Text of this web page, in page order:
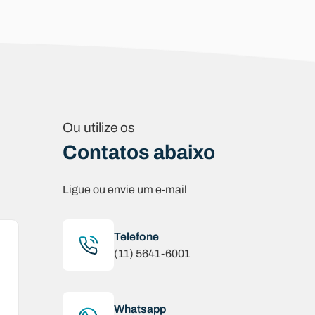
Ou utilize os
Contatos abaixo
Ligue ou envie um e-mail
Telefone
(11) 5641-6001
Whatsapp